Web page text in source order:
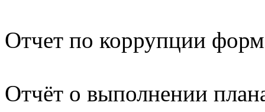
Отчет по коррупции
Отчёт о выполнении